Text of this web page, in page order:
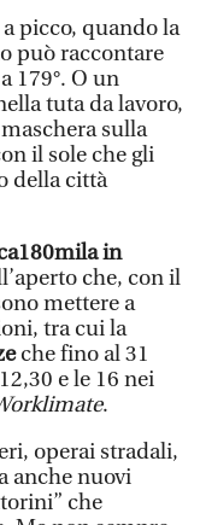
picco, quando la
può raccontare
179°. O un
tuta da lavoro,
sulla
il sole che gli
della città
in
che, con il
mettere a
tra cui la
che fino al 31
e le 16 nei
.
operai stradali,
anche nuovi
che